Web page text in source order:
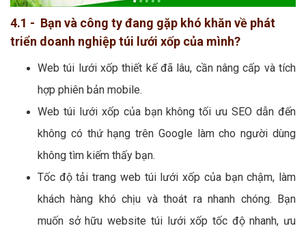
4.1 - Bạn và công ty đang gặp khó khăn về phát
triển doanh nghiệp túi lưới xốp của mình?
Web túi lưới xốp thiết kế đã lâu, cần nâng cấp và tích
hợp phiên bản mobile.
Web túi lưới xốp của bạn không tối ưu SEO dẫn đến
không có thứ hạng trên Google làm cho người dùng
không tìm kiếm thấy bạn.
Tốc độ tải trang web túi lưới xốp của bạn chậm, làm
khách hàng khó chịu và thoát ra nhanh chóng. Bạn
muốn sở hữu website túi lưới xốp tốc độ nhanh, ưu